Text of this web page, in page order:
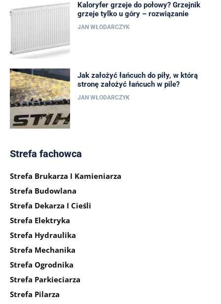
Kaloryfer grzeje do połowy? Grzejnik
grzeje tylko u góry – rozwiązanie
JAN WŁODARCZYK
Jak założyć łańcuch do piły, w którą
stronę założyć łańcuch w pile?
JAN WŁODARCZYK
Strefa fachowca
Strefa Brukarza I Kamieniarza
Strefa Budowlana
Strefa Dekarza I Cieśli
Strefa Elektryka
Strefa Hydraulika
Strefa Mechanika
Strefa Ogrodnika
Strefa Parkieciarza
Strefa Pilarza